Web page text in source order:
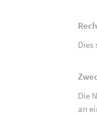
Dies
Die
an